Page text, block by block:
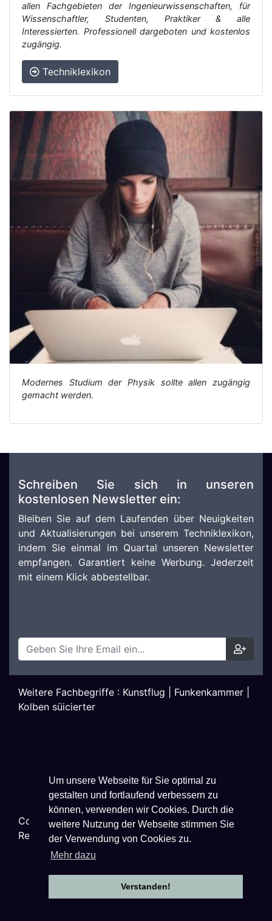
Um unsere Webseite für Sie optimal zu
gestalten und fortlaufend verbessern zu
können, verwenden wir Cookies. Durch die
weitere Nutzung der Webseite stimmen Sie
der Verwendung von Cookies zu.
Mehr dazu
Verstanden!
allen Fachgebieten der Ingenieurwissenschaften, für
Wissenschaftler, Studenten, Praktiker & alle
Interessierten. Professionell dargeboten und kostenlos
zugängig.
Techniklexikon
Modernes Studium der Physik sollte allen zugängig
gemacht werden.
Schreiben Sie sich in unseren
kostenlosen Newsletter ein:
Bleiben Sie auf dem Laufenden über Neuigkeiten
und Aktualisierungen bei unserem Techniklexikon,
indem Sie einmal im Quartal unseren Newsletter
empfangen. Garantiert keine Werbung. Jederzeit
mit einem Klick abbestellbar.
Weitere Fachbegriffe : Kunstflug Funkenkammer
Kolben süicierter
Copyright © 2026Techniklexikon.net - All Rights
Reserved.
Datenschutzhinweise